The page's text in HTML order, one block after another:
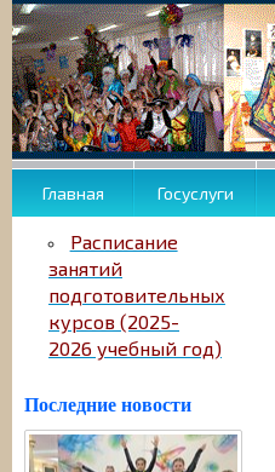
Главная Госуслуги
Расписание
занятий
подготовительных
курсов (2025-
2026 учебный год)
Последние новости